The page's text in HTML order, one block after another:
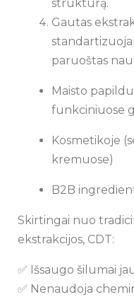
struktūrą.
Gautas
paruoštas
Maisto
funkciniuose
Kosmetikoje
kremuose)
B2B
Skirtingai nuo
ekstrakcijos, CDT:
✅ Išsaugo šilumai
✅ Nenaudoja